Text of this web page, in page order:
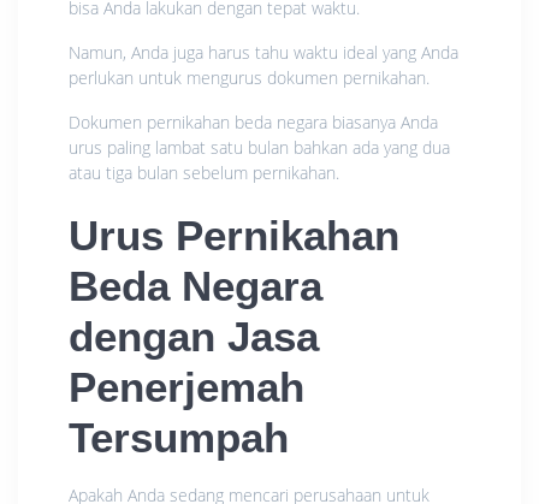
bisa Anda lakukan dengan tepat waktu.
Namun, Anda juga harus tahu waktu ideal yang Anda
perlukan untuk mengurus dokumen pernikahan.
Dokumen pernikahan beda negara biasanya Anda
urus paling lambat satu bulan bahkan ada yang dua
atau tiga bulan sebelum pernikahan.
Urus Pernikahan
Beda Negara
dengan Jasa
Penerjemah
Tersumpah
Apakah Anda sedang mencari perusahaan untuk